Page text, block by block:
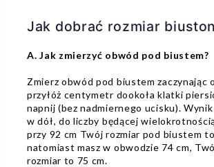
Jak dobrać rozmiar
A. Jak zmierzyć obwód pod biustem?
Zmierz obwód pod biustem zaczynając
przyłóż centymetr dookoła klatki
napnij (bez nadmiernego ucisku).
w dół, do liczby będącej
przy 92 cm Twój rozmiar pod biustem
natomiast masz w obwodzie 74 cm,
rozmiar to 75 cm.